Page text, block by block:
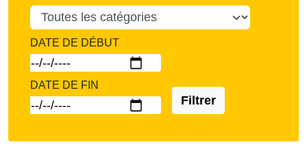
DATE DE DÉBUT
DATE DE FIN
Filtrer